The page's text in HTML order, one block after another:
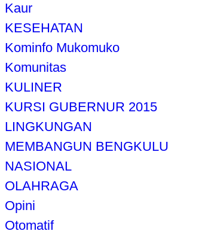
Kaur
KESEHATAN
Kominfo Mukomuko
Komunitas
KULINER
KURSI GUBERNUR 2015
LINGKUNGAN
MEMBANGUN BENGKULU
NASIONAL
OLAHRAGA
Opini
Otomatif